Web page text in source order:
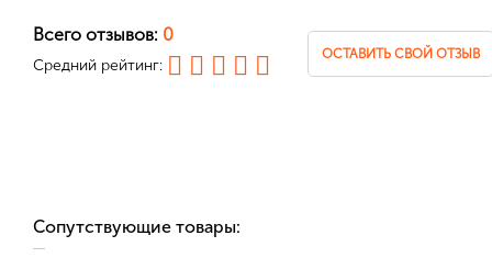
Всего отзывов: 0
Средний рейтинг:
ОСТАВИТЬ СВОЙ ОТЗЫВ
Сопутствующие товары: